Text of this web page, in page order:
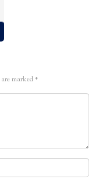
marked*